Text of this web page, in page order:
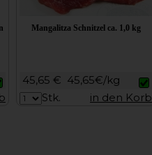
Mangalitza Schnitzel ca. 1,0 kg
45,65 € 45,65€/kg
Stk.
in den Korb